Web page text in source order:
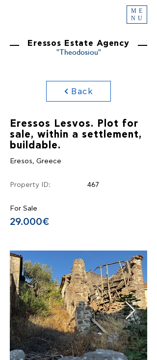
Eressos Estate Agency
"Theodosiou"
ME
NU
Back
Eressos Lesvos. Plot for
sale, within a settlement,
buildable.
Eresos, Greece
Property ID: 467
For Sale
29.000€